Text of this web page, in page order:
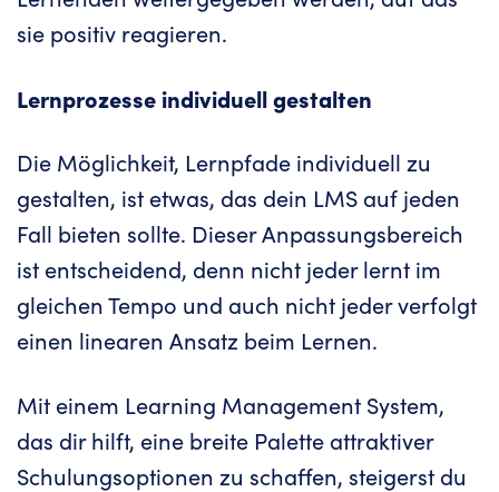
sie positiv reagieren.
Lernprozesse individuell gestalten
Die Möglichkeit, Lernpfade individuell zu
gestalten, ist etwas, das dein LMS auf jeden
Fall bieten sollte. Dieser Anpassungsbereich
ist entscheidend, denn nicht jeder lernt im
gleichen Tempo und auch nicht jeder verfolgt
einen linearen Ansatz beim Lernen.
Mit einem Learning Management System,
das dir hilft, eine breite Palette attraktiver
Schulungsoptionen zu schaffen, steigerst du